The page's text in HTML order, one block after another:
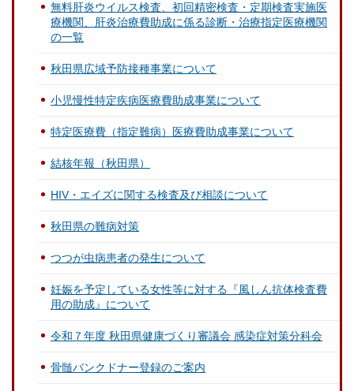
無料肝炎ウイルス検査、初回精密検査・定期検査実施医
療機関、肝炎治療費助成に係る診断・治療指定医療機関
の一覧
秋田県広域予防接種事業について
小児慢性特定疾病医療費助成事業について
特定医療費（指定難病）医療費助成事業について
結核年報（秋田県）
HIV・エイズに関する検査及び相談について
秋田県の難病対策
つつが虫病患者の発生について
妊娠を予定している女性等に対する『風しん抗体検査費
用の助成』について
令和７年度 秋田県健康づくり審議会 感染症対策分科会
骨髄バンクドナー登録のご案内